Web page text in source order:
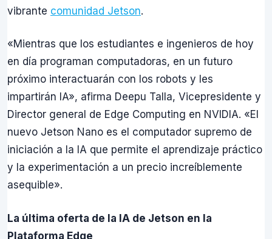
vibrante comunidad Jetson.
«Mientras que los estudiantes e ingenieros de hoy
en día programan computadoras, en un futuro
próximo interactuarán con los robots y les
impartirán IA», afirma Deepu Talla, Vicepresidente y
Director general de Edge Computing en NVIDIA. «El
nuevo Jetson Nano es el computador supremo de
iniciación a la IA que permite el aprendizaje práctico
y la experimentación a un precio increíblemente
asequible».
La última oferta de la IA de Jetson en la
Plataforma Edge